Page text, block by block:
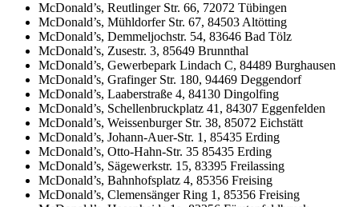
McDonald’s, Reutlinger Str. 66, 72072 Tübingen
McDonald’s, Mühldorfer Str. 67, 84503 Altötting
McDonald’s, Demmeljochstr. 54, 83646 Bad Tölz
McDonald’s, Zusestr. 3, 85649 Brunnthal
McDonald’s, Gewerbepark Lindach C, 84489 Burghausen
McDonald’s, Grafinger Str. 180, 94469 Deggendorf
McDonald’s, Laaberstraße 4, 84130 Dingolfing
McDonald’s, Schellenbruckplatz 41, 84307 Eggenfelden
McDonald’s, Weissenburger Str. 38, 85072 Eichstätt
McDonald’s, Johann-Auer-Str. 1, 85435 Erding
McDonald’s, Otto-Hahn-Str. 35 85435 Erding
McDonald’s, Sägewerkstr. 15, 83395 Freilassing
McDonald’s, Bahnhofsplatz 4, 85356 Freising
McDonald’s, Clemensänger Ring 1, 85356 Freising